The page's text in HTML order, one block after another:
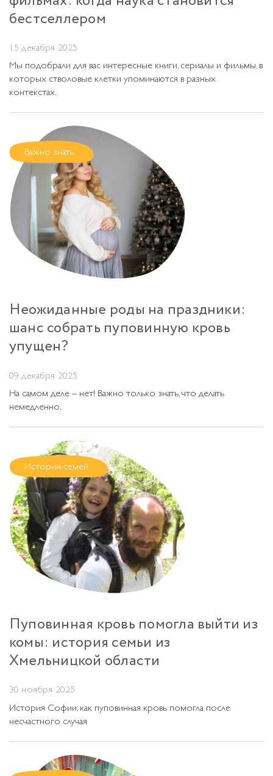
бестселлером
15 декабря 2025
Мы подобрали для вас интересные книги, сериалы и фильмы, в
которых стволовые клетки упоминаются в разных
контекстах.
Важно знать
Неожиданные роды на праздники:
шанс собрать пуповинную кровь
упущен?
09 декабря 2025
На самом деле – нет! Важно только знать, что делать
немедленно.
Истории семей
Пуповинная кровь помогла выйти из
комы: история семьи из
Хмельницкой области
30 ноября 2025
История Софии: как пуповинная кровь помогла после
несчастного случая